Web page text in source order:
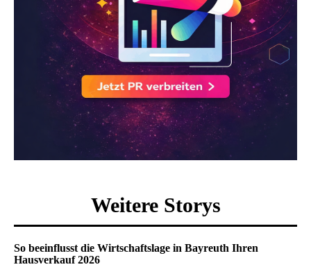
Weitere Storys
So beeinflusst die Wirtschaftslage in Bayreuth Ihren
Hausverkauf 2026